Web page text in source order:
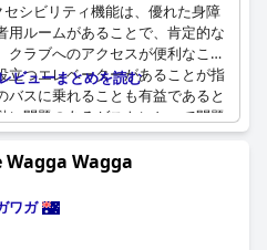
シビリティ機能は、優れた身障
用ルームがあることで、肯定的な
ラブへのアクセスが便利なこと
立つエレベーターがあることが指
スに乗れることも有益であると
に問題のあるゲストにとって問題
いくつかの問題も指摘されまし
あることや、朝食をホテルでは
欠点として挙げられました。よ
ることで、これらの懸念の一部
ビューまとめを読む
Wagga
ワガ